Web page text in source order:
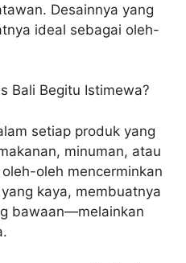
Desainnya yang
ideal sebagai oleh-
Bali Begitu Istimewa?
setiap produk yang
minuman, atau
oleh mencerminkan
kaya, membuatnya
bawaan—melainkan